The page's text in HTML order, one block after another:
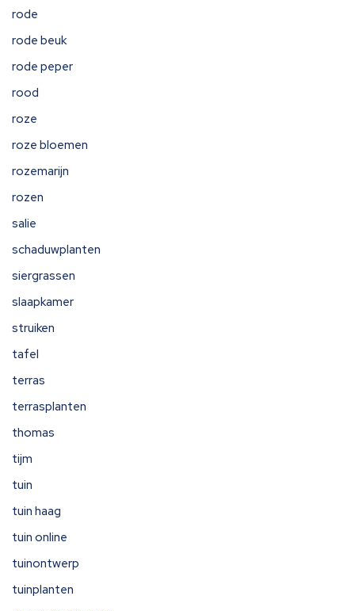
rode
rode beuk
rode peper
rood
roze
roze bloemen
rozemarijn
rozen
salie
schaduwplanten
siergrassen
slaapkamer
struiken
tafel
terras
terrasplanten
thomas
tijm
tuin
tuin haag
tuin online
tuinontwerp
tuinplanten